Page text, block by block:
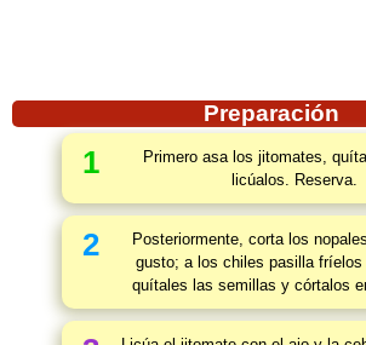
Preparación
1
Primero asa los jitomates,
licúalos. Reserva.
2
Posteriormente, corta los
gusto; a los chiles pasilla fríelos
quítales las semillas y córtalos